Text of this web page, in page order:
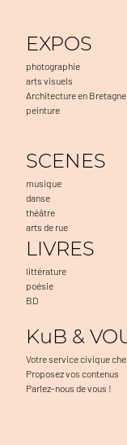
EXPOS
photographie
arts visuels
Architecture en Bretagne
peinture
SCENES
musique
danse
théâtre
arts de rue
LIVRES
littérature
poésie
BD
KuB &
Votre service civique
Proposez vos contenus
Parlez-nous de vous !